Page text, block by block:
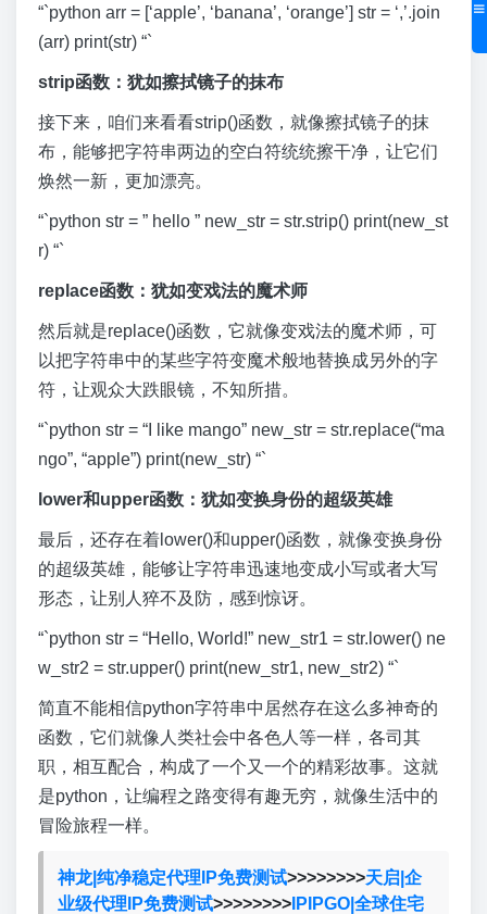
“`python arr = [‘apple’, ‘banana’, ‘orange’] str = ‘,’.join
(arr) print(str) “`
strip函数：犹如擦拭镜子的抹布
接下来，咱们来看看strip()函数，就像擦拭镜子的抹
布，能够把字符串两边的空白符统统擦干净，让它们
焕然一新，更加漂亮。
“`python str = ” hello ” new_str = str.strip() print(new_st
r) “`
replace函数：犹如变戏法的魔术师
然后就是replace()函数，它就像变戏法的魔术师，可
以把字符串中的某些字符变魔术般地替换成另外的字
符，让观众大跌眼镜，不知所措。
“`python str = “I like mango” new_str = str.replace(“ma
ngo”, “apple”) print(new_str) “`
lower和upper函数：犹如变换身份的超级英雄
最后，还存在着lower()和upper()函数，就像变换身份
的超级英雄，能够让字符串迅速地变成小写或者大写
形态，让别人猝不及防，感到惊讶。
“`python str = “Hello, World!” new_str1 = str.lower() ne
w_str2 = str.upper() print(new_str1, new_str2) “`
简直不能相信python字符串中居然存在这么多神奇的
函数，它们就像人类社会中各色人等一样，各司其
职，相互配合，构成了一个又一个的精彩故事。这就
是python，让编程之路变得有趣无穷，就像生活中的
冒险旅程一样。
神龙|纯净稳定代理IP免费测试>>>>>>>>天启|企
业级代理IP免费测试>>>>>>>>IPIPGO|全球住宅